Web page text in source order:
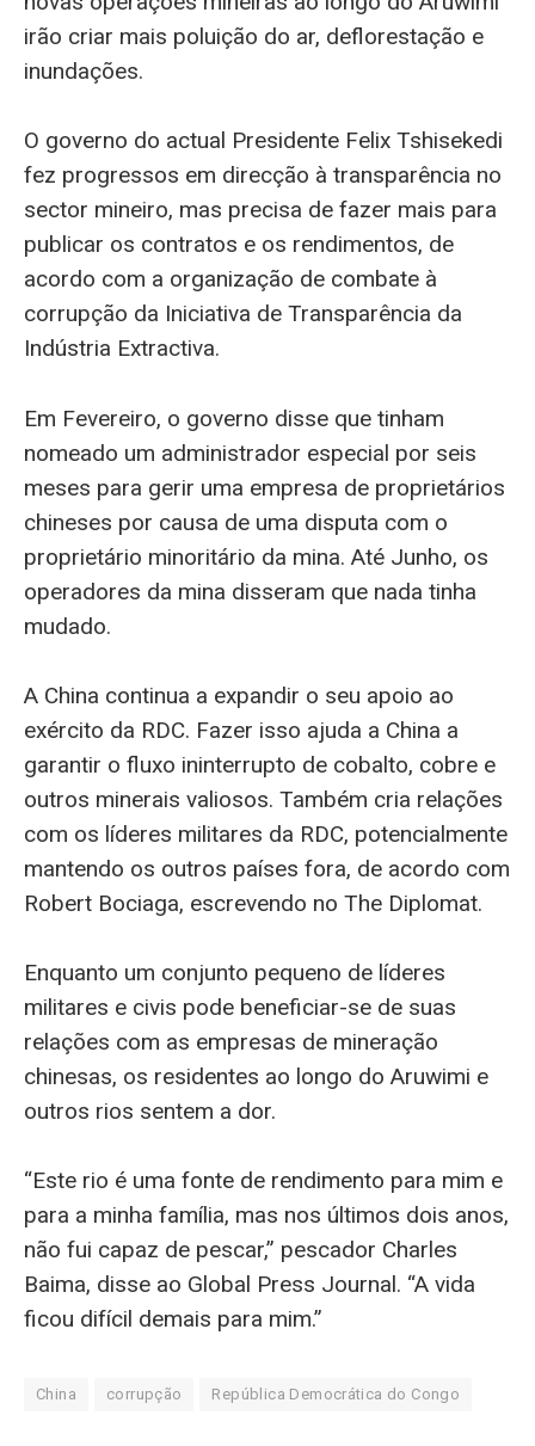
irão criar mais poluição do ar, deflorestação e
inundações.
O governo do actual Presidente Felix Tshisekedi
fez progressos em direcção à transparência no
sector mineiro, mas precisa de fazer mais para
publicar os contratos e os rendimentos, de
acordo com a organização de combate à
corrupção da Iniciativa de Transparência da
Indústria Extractiva.
Em Fevereiro, o governo disse que tinham
nomeado um administrador especial por seis
meses para gerir uma empresa de proprietários
chineses por causa de uma disputa com o
proprietário minoritário da mina. Até Junho, os
operadores da mina disseram que nada tinha
mudado.
A China continua a expandir o seu apoio ao
exército da RDC. Fazer isso ajuda a China a
garantir o fluxo ininterrupto de cobalto, cobre e
outros minerais valiosos. Também cria relações
com os líderes militares da RDC, potencialmente
mantendo os outros países fora, de acordo com
Robert Bociaga, escrevendo no The Diplomat.
Enquanto um conjunto pequeno de líderes
militares e civis pode beneficiar-se de suas
relações com as empresas de mineração
chinesas, os residentes ao longo do Aruwimi e
outros rios sentem a dor.
“Este rio é uma fonte de rendimento para mim e
para a minha família, mas nos últimos dois anos,
não fui capaz de pescar,” pescador Charles
Baima, disse ao Global Press Journal. “A vida
ficou difícil demais para mim.”
China corrupção República Democrática do Congo